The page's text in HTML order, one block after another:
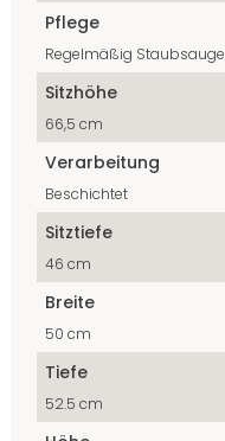
Pflege
Regelmäßig
Sitzhöhe
66,5 cm
Verarbeitung
Beschichtet
Sitztiefe
46 cm
Breite
50 cm
Tiefe
52.5 cm